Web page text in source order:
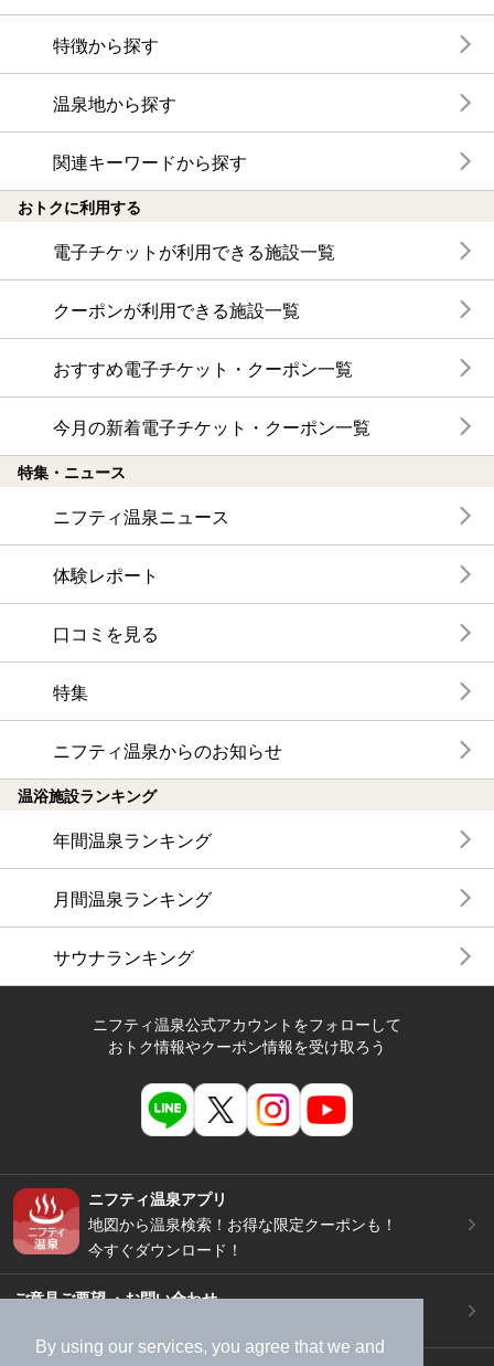
By using our services, you agree that we and
特徴から探す
温泉地から探す
関連キーワードから探す
おトクに利用する
電子チケットが利用できる施設一覧
クーポンが利用できる施設一覧
おすすめ電子チケット・クーポン一覧
今月の新着電子チケット・クーポン一覧
特集・ニュース
ニフティ温泉ニュース
体験レポート
口コミを見る
特集
ニフティ温泉からのお知らせ
温浴施設ランキング
年間温泉ランキング
月間温泉ランキング
サウナランキング
ニフティ温泉公式アカウントをフォローして
おトク情報やクーポン情報を受け取ろう
ニフティ温泉アプリ
地図から温泉検索！お得な限定クーポンも！
今すぐダウンロード！
ご意見ご要望 ・お問い合わせ